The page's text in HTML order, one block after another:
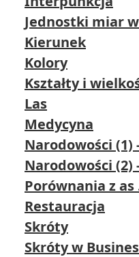
Jednostki miar
Kierunek
Kolory
Kształty i
Las
Medycyna
Narodowości (1)
Narodowości (2)
Porównania z as
Restauracja
Skróty
Skróty w